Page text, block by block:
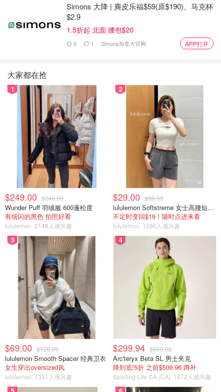
Simons 大降 | 麂皮乐福$59(原$190)、马克杯
$2.9
1.5折起 北面 腰包$20
6 1 Simons加拿大官网 APP打开
大家都在抢
1
$249.00 $348.00
Wunder Puff 羽绒服 600蓬松度
有细闪的黑色 拍照好看
lululemon 2148人感兴趣
2
$29.00 $88.00
lululemon Softstreme 女士高腰短裤 10cm
不定时变回$19！随时点进来看
lululemon 1598人感兴趣
3
$69.00 $128.00
lululemon Smooth Spacer 经典卫衣
女生穿出oversized风
lululemon 1331人感兴趣
4
$299.94 $600.00
Arc'teryx Beta SL 男士夹克
降到底!5折 之前$509.96 蹲补
Sporting Life CA (CA) 1072人感兴趣